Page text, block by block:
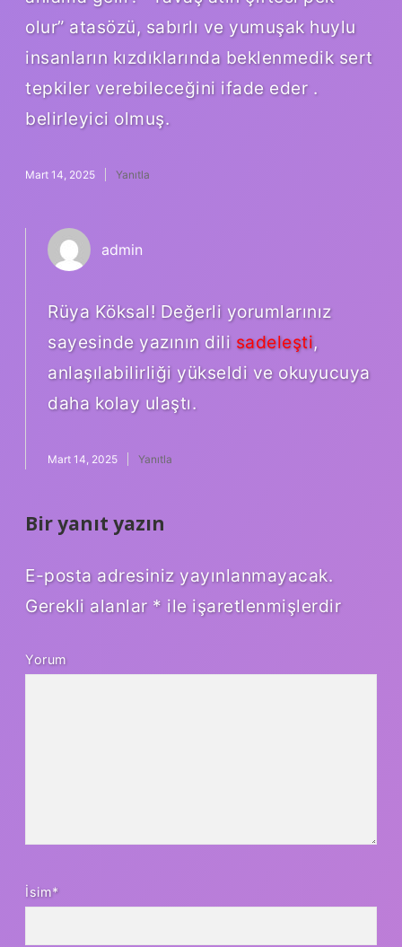
olur” atasözü, sabırlı ve yumuşak huylu
insanların kızdıklarında beklenmedik sert
tepkiler verebileceğini ifade eder .
belirleyici olmuş.
Mart 14, 2025 Yanıtla
admin
Rüya Köksal! Değerli yorumlarınız
sayesinde yazının dili sadeleşti,
anlaşılabilirliği yükseldi ve okuyucuya
daha kolay ulaştı.
Mart 14, 2025 Yanıtla
Bir yanıt yazın
E-posta adresiniz yayınlanmayacak.
Gerekli alanlar * ile işaretlenmişlerdir
Yorum
İsim*